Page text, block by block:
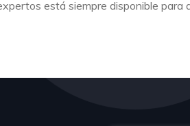
está siempre disponible para